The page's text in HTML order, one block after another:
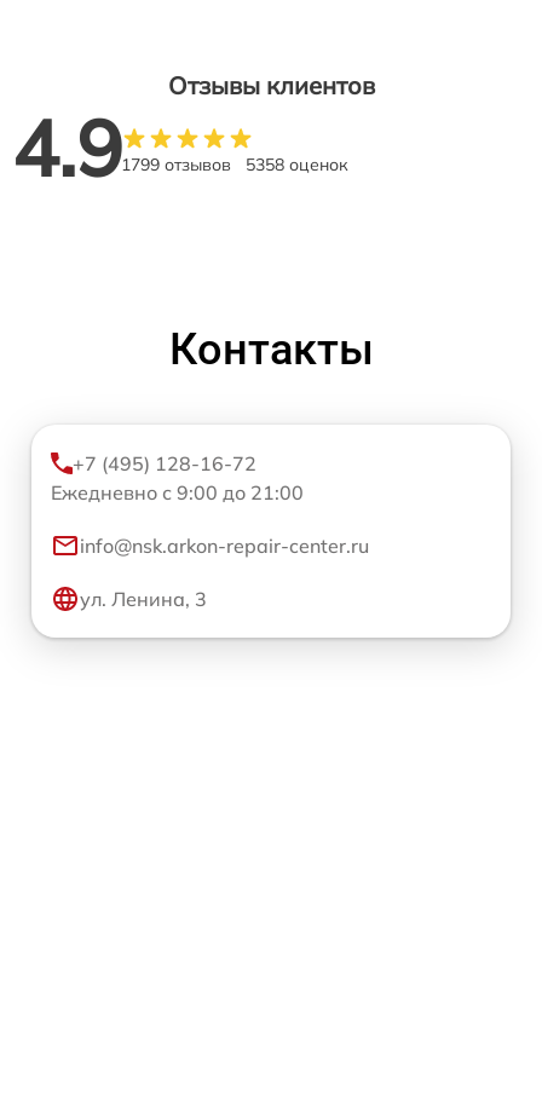
Отзывы клиентов
4.91799 отзывов 5358 оценок
Контакты
+7 (495) 128-16-72
Ежедневно с 9:00 до 21:00
info@nsk.arkon-repair-center.ru
ул. Ленина, 3